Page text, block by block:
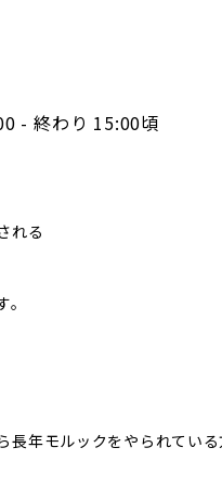
- 終わり 15:00頃
れる
長年モルックをやられてい